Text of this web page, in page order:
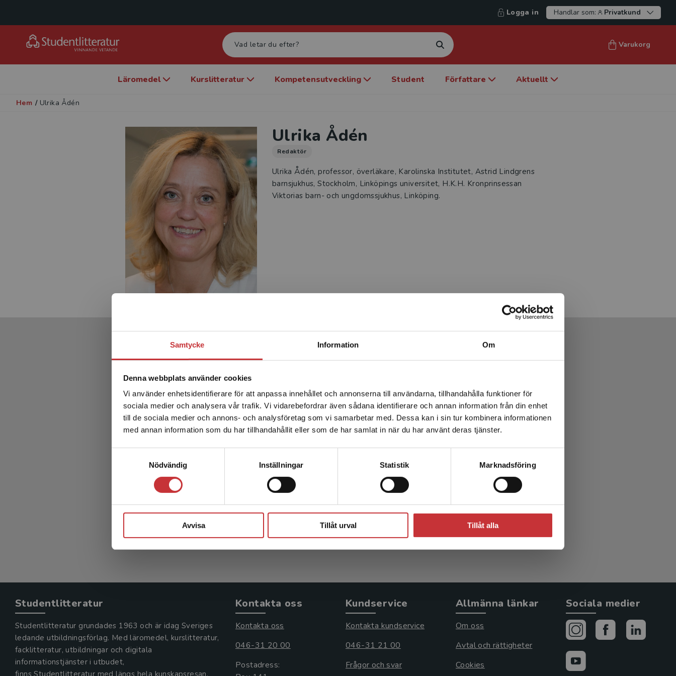
Samtycke Information Om
Denna webbplats använder cookies
Vi använder enhetsidentifierare för att anpassa innehållet och annonserna till användarna, tillhandahålla funktioner för
sociala medier och analysera vår trafik. Vi vidarebefordrar även sådana identifierare och annan information från din enhet
till de sociala medier och annons- och analysföretag som vi samarbetar med. Dessa kan i sin tur kombinera informationen
med annan information som du har tillhandahållit eller som de har samlat in när du har använt deras tjänster.
Nödvändig
Inställningar Statistik Marknadsföring
Avvisa Tillåt urval Tillåt alla
Begränsad fraktregion
Det verkar som att du besöker studentlitteratur.se via en
enhet utanför Sverige. Vi erbjuder inte leveranser utanför
Sverige. För att kunna slutföra ett köp måste
leveransadressen vara i Sverige.Läs mer
Logga in Handlar som: Privatkund
Varukorg
Läromedel Kurslitteratur Kompetensutveckling Student Författare Aktuellt
Hem / Ulrika Ådén
Ulrika Ådén
Redaktör
Ulrika Ådén, professor, överläkare, Karolinska Institutet, Astrid Lindgrens
barnsjukhus, Stockholm, Linköpings universitet, H.K.H. Kronprinsessan
Viktorias barn- och ungdomssjukhus, Linköping.
Ådén, Ulrika m.fl. (red.)
811 kr
Neonatologi
Ådén, Ulrika m.fl. (red.)
516 kr
Studentlitteratur
Studentlitteratur grundades 1963 och är idag Sveriges
ledande utbildningsförlag. Med läromedel, kurslitteratur,
facklitteratur, utbildningar och digitala
informationstjänster i utbudet,
Kontakta oss
Kontakta oss
046-31 20 00
Postadress:
Kundservice
Kontakta kundservice
046-31 21 00
Frågor och svar
Allmänna länkar
Om oss
Avtal och rättigheter
Cookies
Sociala medier